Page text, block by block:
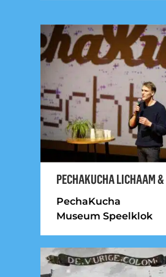
PECHAKUCHA LICHAAM &
PechaKucha
Museum Speelklok